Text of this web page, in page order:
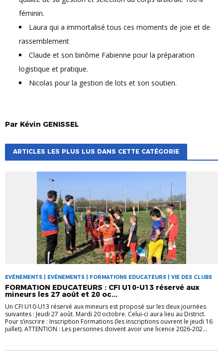
féminin.
Laura qui a immortalisé tous ces moments de joie et de
rassemblement
Claude et son binôme Fabienne pour la préparation
logistique et pratique.
Nicolas pour la gestion de lots et son soutien.
Par Kévin GENISSEL
ARTICLES LES PLUS LUS DANS CETTE CATÉGORIE
EVÉNEMENTS | EVÉNEMENTS | FORMATIONS EDUCATEURS | VIE DES CLUBS
FORMATION EDUCATEURS : CFI U10-U13 réservé aux
mineurs les 27 août et 20 oc...
Un CFI U10-U13 réservé aux mineurs est proposé sur les deux journées
suivantes : Jeudi 27 août. Mardi 20 octobre. Celui-ci aura lieu au District.
Pour s’inscrire : Inscription Formations (les inscriptions ouvrent le jeudi 16
juillet). ATTENTION : Les personnes doivent avoir une licence 2026-202...